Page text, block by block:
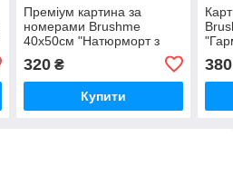
Преміум картина за
номерами Brushme
40x50см "Натюрморт з
320₴
Купити
380